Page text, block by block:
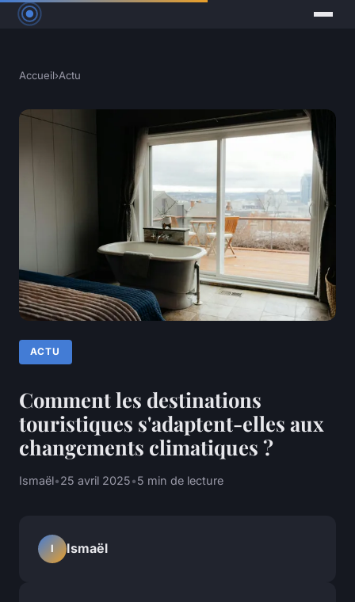
Accueil›Actu
ACTU
Comment les destinations
touristiques s'adaptent-elles aux
changements climatiques ?
Ismaël•25 avril 2025•5 min de lecture
I Ismaël